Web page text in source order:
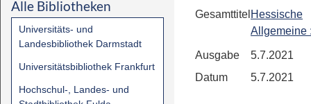
Alle Bibliotheken
Universitäts- und
Landesbibliothek Darmstadt
Universitätsbibliothek Frankfurt
Hochschul-, Landes- und
Gesamttitel Hessische
Allgemeine
Ausgabe
5.7.2021
Datum
5.7.2021